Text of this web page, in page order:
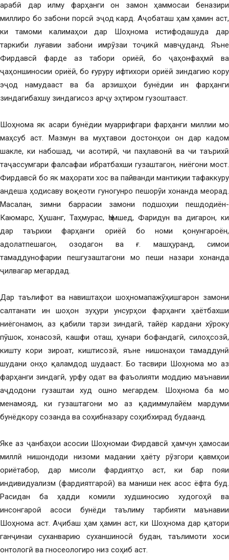
арабӣ дар илму фарҳанги он замон ҳаммосаи беназири
миллиро бо забони порсӣ эҷод кард. Аҷобаташ ҳам ҳамин аст,
ки тамоми калимаҳои дар Шоҳнома истифодашуда дар
таркиби луғавии забони имрӯзаи тоҷикӣ мавҷуданд. Яъне
Фирдавсӣ фарде аз табори ориёӣ, бо ҷаҳонфаҳмӣ ва
ҷаҳоншиносии ориёӣ, бо ғуруру ифтихори ориёӣ зиндагию кору
эҷод намудааст ва ба арзишҳои бунёдии ин фарҳанги
зиндагибахшу зиндагисоз арҷу эҳтиром гузоштааст.
Шоҳнома як асари бунёдии муаррифгари фарҳанги миллии мо
маҳсуб аст. Мазмун ва муҳтавои достонҳои он дар кадом
шакле, ки набошад, чи асотирӣ, чи паҳлавонӣ ва чи таърихӣ
таҷассумгари фалсафаи ибратбахши гузаштагон, ниёгони мост.
Фирдавсӣ бо як маҳорати хос ва пайванди мантиқии тафаккуру
андеша ҳодисаву воқеоти гуногунро пешорӯи хонанда меорад.
Масалан, зимни баррасии замони подшоҳии пешдодиён-
Каюмарс, Ҳушанг, Таҳмурас, Ҷамшед, Фаридун ва дигарон, ки
дар таърихи фарҳанги ориёӣ бо номи қонунгароён,
адолатпешагон, озодагон ва ғ. машҳуранд, симои
тамаддунофарии пешгузаштагони мо пеши назари хонанда
ҷилвагар мегардад.
Дар таълифот ва навиштаҳои шоҳномапажӯҳишгарон замони
салтанати ин шоҳон зуҳури унсурҳои фарҳанги ҳаётбахши
ниёгонамон, аз қабили тарзи зиндагӣ, тайёр кардани хӯроку
пӯшок, хонасозӣ, кашфи оташ, ҳунари бофандагӣ, силоҳсозӣ,
кишту кори зироат, киштисозӣ, яъне нишонаҳои тамаддунӣ
шудани онҳо қаламдод шудааст. Бо тасвири Шоҳнома мо аз
фарҳанги зиндагӣ, урфу одат ва фаъолияти моддию маънавии
аҷдодони гузаштаи худ ошно мегардем. Шоҳнома ба мо
менамояд, ки гузаштагони мо аз қадиммулайём мардуми
бунёдкору созанда ва соҳибназару соҳибхирад будаанд.
Яке аз ҷанбаҳои асосии Шоҳномаи Фирдавсӣ ҳамчун ҳамосаи
миллӣ нишондоди низоми мадании ҳаёту рӯзгори қавмҳои
ориётабор, дар мисоли фардиятҳо аст, ки бар пояи
индивидуализм (фардиятгароӣ) ва маниши нек асос ёфта буд.
Расидан ба ҳадди комили худшиносию худогоҳӣ ва
инсонгароӣ асоси бунёди таълиму тарбияти маънавии
Шоҳнома аст. Аҷибаш ҳам ҳамин аст, ки Шоҳнома дар қатори
ганҷинаи суханварию суханшиносӣ будан, таълимоти хоси
онтологӣ ва гносеологиро низ соҳиб аст.